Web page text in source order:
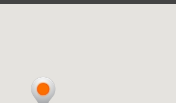
Saintes